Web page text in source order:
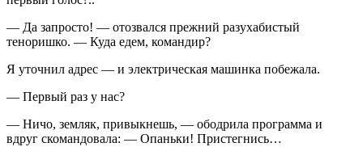
— Да запросто! — отозвался прежний разухабистый
теноришко. — Куда едем, командир?
Я уточнил адрес — и электрическая машинка побежала.
— Первый раз у нас?
— Ничо, земляк, привыкнешь, — ободрила программа и
вдруг скомандовала: — Опаньки! Пристегнись…